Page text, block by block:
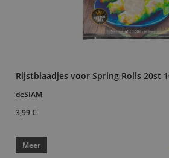
Rijstblaadjes voor Spring Rolls 20st
deSIAM
3,99 €
Meer